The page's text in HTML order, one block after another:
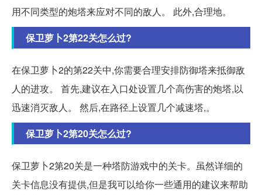
用不同类型的炮塔来应对不同的敌人。 此外,合理地。
保卫萝卜2第22关怎么过?
在保卫萝卜2的第22关中,你需要合理安排防御塔来抵御敌
人的进攻。 首先,建议在入口处设置几个高伤害的炮塔,以
迅速消灭敌人。 然后,在路径上设置几个减速塔,。
保卫萝卜2第20关怎么过?
保卫萝卜2第20关是一种塔防游戏中的关卡。虽然详细的
关卡信息没有提供,但是我可以给你一些通用的建议来帮助